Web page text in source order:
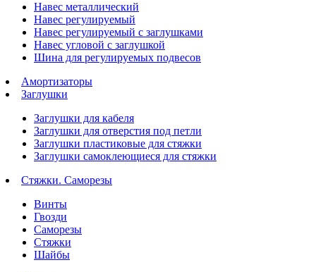
Навес металлический
Навес регулируемый
Навес регулируемый с заглушками
Навес угловой с заглушкой
Шина для регулируемых подвесов
Амортизаторы
Заглушки
Заглушки для кабеля
Заглушки для отверстия под петли
Заглушки пластиковые для стяжки
Заглушки самоклеющиеся для стяжки
Стяжки. Саморезы
Винты
Гвозди
Саморезы
Стяжки
Шайбы